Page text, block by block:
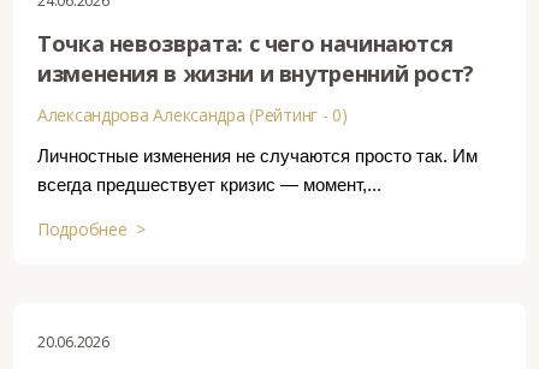
Точка невозврата: с чего начинаются
изменения в жизни и внутренний рост?
Александрова Александра (Рейтинг - 0)
Личностные изменения не случаются просто так. Им
всегда предшествует кризис — момент,...
Подробнее >
20.06.2026